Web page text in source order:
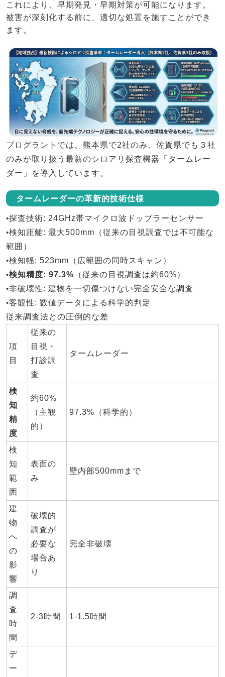
これにより、早期発見・早期対策が可能になります。
被害が深刻化する前に、適切な処置を施すことができ
ます。
プログラントでは、 熊本県で2社のみ、佐賀県でも３社
のみが取り扱う最新のシロアリ探査機器「 タームレー
ダー 」を導入しています。
タームレーダーの革新的技術仕様
•探査技術: 24GHz帯マイクロ波ドップラーセンサー
•検知距離: 最大500mm（従来の目視調査では不可能な
範囲）
•検知幅: 523mm（広範囲の同時スキャン）
•検知精度: 97.3% （従来の目視調査は約60%）
•非破壊性: 建物を一切傷つけない完全安全な調査
•客観性: 数値データによる科学的判定
従来調査法との圧倒的な差
項
目
従来の
目視・
打診調
査
タームレーダー
検
知
精
度
約60%
（主観
的）
97.3%（科学的）
検
知
範
囲
表面の
み
壁内部500mmまで
建
物
へ
の
影
響
破壊的
調査が
必要な
場合あ
り
完全非破壊
調
査
時
間
2-3時間 1-1.5時間
デ
ー